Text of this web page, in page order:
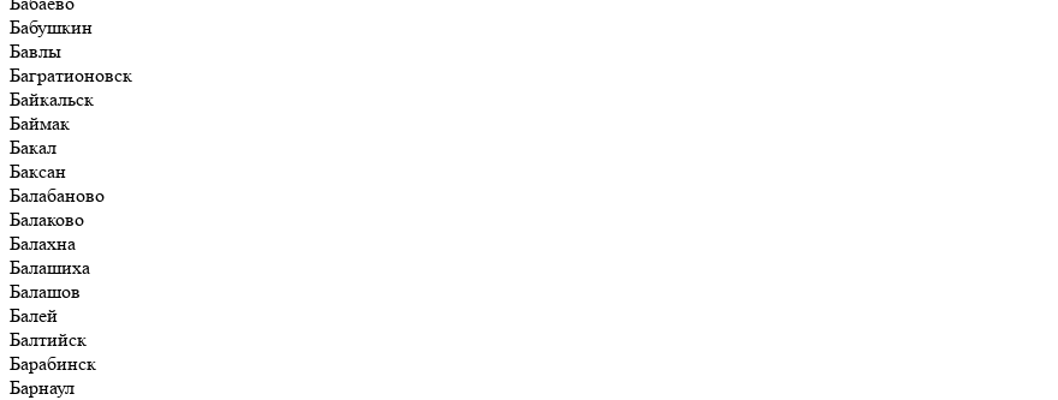
Бабушкин
Бавлы
Багратионовск
Байкальск
Баймак
Бакал
Баксан
Балабаново
Балаково
Балахна
Балашиха
Балашов
Балей
Балтийск
Барабинск
Барнаул